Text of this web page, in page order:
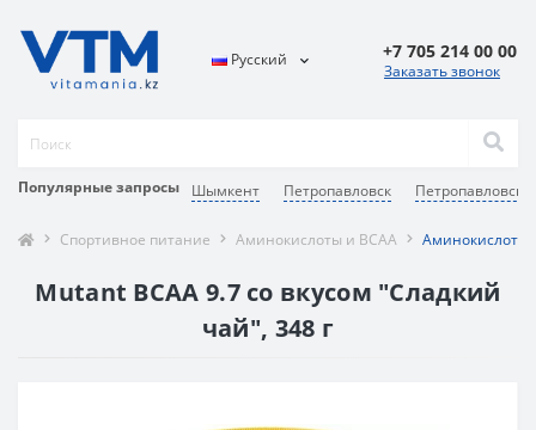
Популярные запросы Шымкент Петропавловск Петропавловск
Русский +7 705 214 00 00
Заказать звонок
Спортивное питание Аминокислоты и BCAA
Mutant BCAA 9.7 со вкусом "Сладкий
чай", 348 г